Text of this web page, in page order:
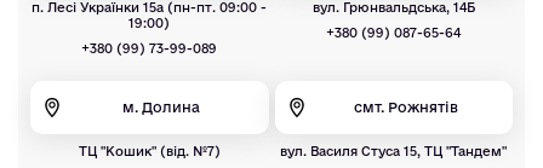
п. Лесі Українки 15а (пн-пт. 09:00 -
19:00)
+380 (99) 73-99-089
вул. Грюнвальдська, 14Б
+380 (99) 087-65-64
м. Долина
ТЦ "Кошик" (від. №7)
смт. Рожнятів
вул. Василя Стуса 15, ТЦ "Тандем"